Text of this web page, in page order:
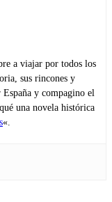
a viajar por todos los
sus rincones y
y compagino el
una novela histórica
«.